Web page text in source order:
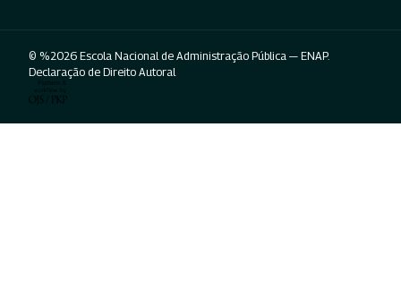
© %2026 Escola Nacional de Administração Pública — ENAP.
Declaração de Direito Autoral